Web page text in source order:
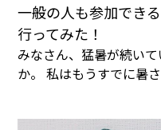
一般の人も参加でき
行ってみた！
みなさん、猛暑が続い
か。 私はもうすでに暑